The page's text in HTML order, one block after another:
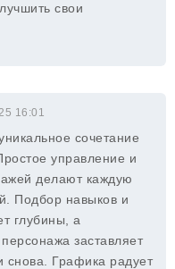
свои
16:01
сочетание
управление и
делают каждую
Подбор навыков и
глубины, а
заставляет
снова. Графика радует